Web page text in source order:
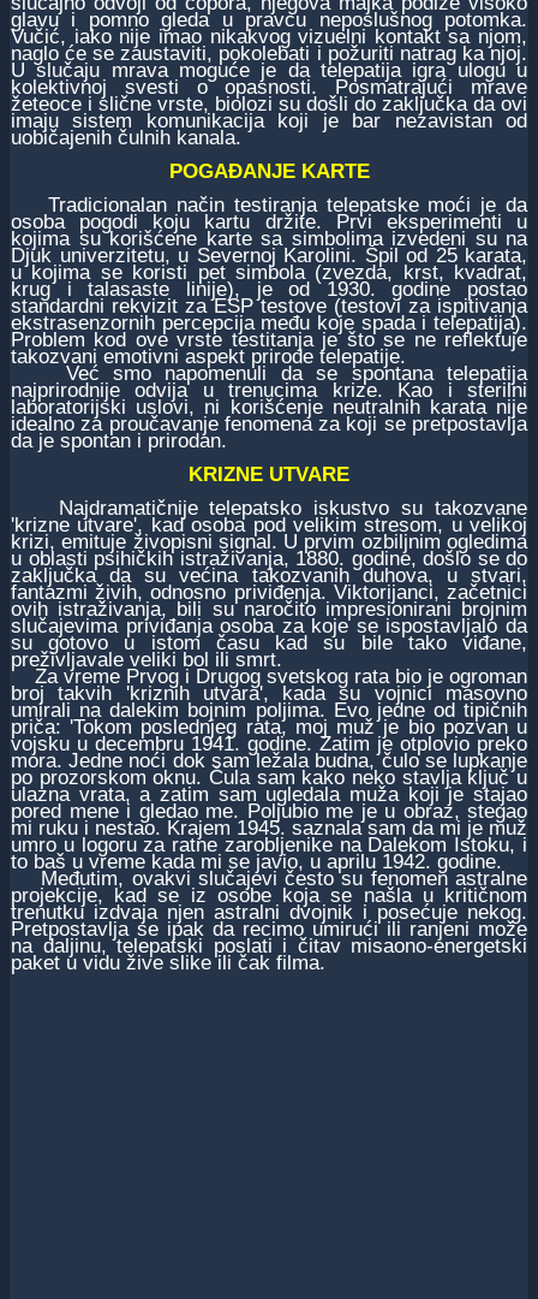
glavu i pomno gleda u pravcu neposlušnog potomka.
Vučić, iako nije imao nikakvog vizuelni kontakt sa njom,
naglo će se zaustaviti, pokolebati i požuriti natrag ka njoj.
U slučaju mrava moguće je da telepatija igra ulogu u
kolektivnoj svesti o opasnosti. Posmatrajući mrave
žeteoce i slične vrste, biolozi su došli do zaključka da ovi
imaju sistem komunikacija koji je bar nezavistan od
uobičajenih čulnih kanala.
POGAĐANJE KARTE
Tradicionalan način testiranja telepatske moći je da
osoba pogodi koju kartu držite. Prvi eksperimenti u
kojima su korišćene karte sa simbolima izvedeni su na
Djuk univerzitetu, u Severnoj Karolini. Špil od 25 karata,
u kojima se koristi pet simbola (zvezda, krst, kvadrat,
krug i talasaste linije), je od 1930. godine postao
standardni rekvizit za ESP testove (testovi za ispitivanja
ekstrasenzornih percepcija među koje spada i telepatija).
Problem kod ove vrste testitanja je što se ne reflektuje
takozvani emotivni aspekt prirode telepatije.
Već smo napomenuli da se spontana telepatija
najprirodnije odvija u trenucima krize. Kao i sterilni
laboratorijski uslovi, ni korišćenje neutralnih karata nije
idealno za proučavanje fenomena za koji se pretpostavlja
da je spontan i prirodan.
KRIZNE UTVARE
Najdramatičnije telepatsko iskustvo su takozvane
'krizne utvare', kad osoba pod velikim stresom, u velikoj
krizi, emituje živopisni signal. U prvim ozbiljnim ogledima
u oblasti psihičkih istraživanja, 1880. godine, došlo se do
zaključka da su većina takozvanih duhova, u stvari,
fantazmi živih, odnosno priviđenja. Viktorijanci, začetnici
ovih istraživanja, bili su naročito impresionirani brojnim
slučajevima priviđanja osoba za koje se ispostavljalo da
su gotovo u istom času kad su bile tako viđane,
preživljavale veliki bol ili smrt.
Za vreme Prvog i Drugog svetskog rata bio je ogroman
broj takvih 'kriznih utvara', kada su vojnici masovno
umirali na dalekim bojnim poljima. Evo jedne od tipičnih
priča: 'Tokom poslednjeg rata, moj muž je bio pozvan u
vojsku u decembru 1941. godine. Zatim je otplovio preko
mora. Jedne noći dok sam ležala budna, čulo se lupkanje
po prozorskom oknu. Čula sam kako neko stavlja ključ u
ulazna vrata, a zatim sam ugledala muža koji je stajao
pored mene i gledao me. Poljubio me je u obraz, stegao
mi ruku i nestao. Krajem 1945. saznala sam da mi je muž
umro u logoru za ratne zarobljenike na Dalekom Istoku, i
to baš u vreme kada mi se javio, u aprilu 1942. godine.
Međutim, ovakvi slučajevi često su fenomen astralne
projekcije, kad se iz osobe koja se našla u kritičnom
trenutku izdvaja njen astralni dvojnik i posećuje nekog.
Pretpostavlja se ipak da recimo umirući ili ranjeni može
na daljinu, telepatski poslati i čitav misaono-energetski
paket u vidu žive slike ili čak filma.